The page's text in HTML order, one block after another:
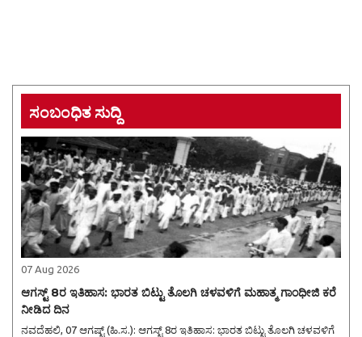
ಸಂಬಂಧಿತ ಸುದ್ದಿ
07 Aug 2026
ಆಗಸ್ಟ್ 8ರ ಇತಿಹಾಸ: ಭಾರತ ಬಿಟ್ಟು ತೊಲಗಿ ಚಳವಳಿಗೆ ಮಹಾತ್ಮ ಗಾಂಧೀಜಿ ಕರೆ
ನೀಡಿದ ದಿನ
ನವದೆಹಲಿ, 07 ಆಗಷ್ಟ್ (ಹಿ.ಸ.): ಆಗಸ್ಟ್ 8ರ ಇತಿಹಾಸ: ಭಾರತ ಬಿಟ್ಟು ತೊಲಗಿ ಚಳವಳಿಗೆ